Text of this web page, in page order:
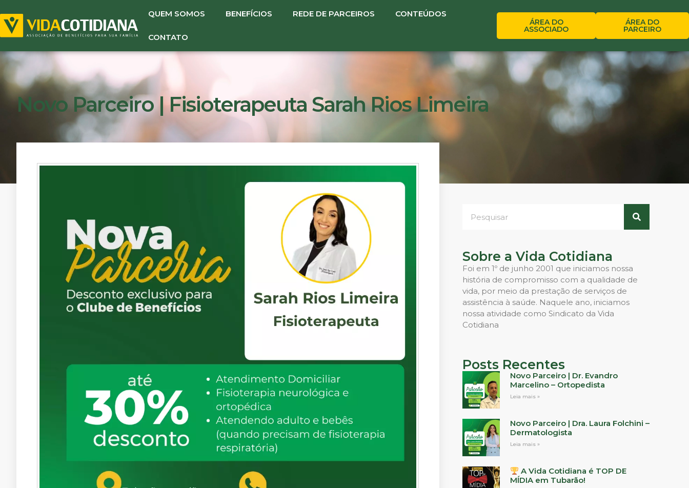
QUEM SOMOS BENEFÍCIOS REDE DE PARCEIROS CONTEÚDOS
CONTATO
ÁREA DO
ASSOCIADO
ÁREA DO
PARCEIRO
Novo Parceiro | Fisioterapeuta Sarah Rios Limeira
Sobre a Vida Cotidiana
Foi em 1º de junho 2001 que iniciamos nossa
história de compromisso com a qualidade de
vida, por meio da prestação de serviços de
assistência à saúde. Naquele ano, iniciamos
nossa atividade como Sindicato da Vida
Cotidiana
Posts Recentes
Novo Parceiro | Dr. Evandro
Marcelino – Ortopedista
Leia mais »
Novo Parceiro | Dra. Laura Folchini –
Dermatologista
Leia mais »
A Vida Cotidiana é TOP DE
MÍDIA em Tubarão!